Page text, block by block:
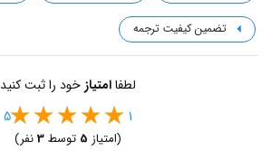
تضمین کیفیت ترجمه
لطفاامتیاز خود را ثبت کنید
1
5
(امتیاز 5 توسط3نفر)